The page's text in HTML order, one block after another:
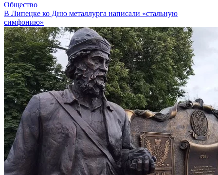
Общество
В Липецке ко Дню металлурга написали «стальную
симфонию»